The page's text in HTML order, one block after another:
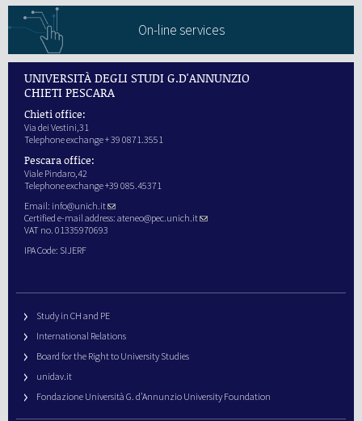
On-line services
UNIVERSITÀ DEGLI STUDI G.D'ANNUNZIO
CHIETI PESCARA
Chieti office:
Via dei Vestini,31
Telephone exchange + 39 0871.3551
Pescara office:
Viale Pindaro,42
Telephone exchange +39 085.45371
Email: info@unich.it
Certified e-mail address: ateneo@pec.unich.it
VAT no. 01335970693
IPA Code: SIJERF
Study in CH and PE
International Relations
Board for the Right to University Studies
unidav.it
Fondazione Università G. d’Annunzio University Foundation